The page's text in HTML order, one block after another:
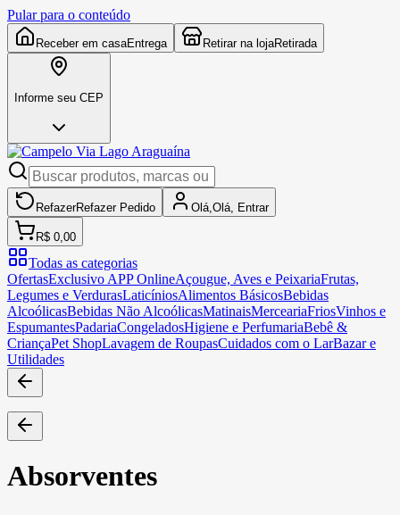
Pular para o conteúdo
Receber em casaEntrega Retirar na lojaRetirada
Informe seu CEP
RefazerRefazer Pedido Olá, Olá, Entrar
R$ 0,00
Todas as categorias
OfertasExclusivo APP OnlineAçougue, Aves e PeixariaFrutas,
Legumes e VerdurasLaticíniosAlimentos BásicosBebidas
AlcoólicasBebidas Não AlcoólicasMatinaisMerceariaFriosVinhos e
EspumantesPadariaCongeladosHigiene e PerfumariaBebê &
CriançaPet ShopLavagem de RoupasCuidados com o LarBazar e
Utilidades
Absorventes